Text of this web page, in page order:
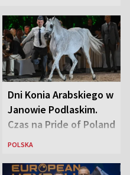
Dni Konia Arabskiego w
Janowie Podlaskim.
Czas na Pride of Poland
POLSKA